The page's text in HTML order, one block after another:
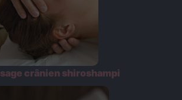
crânien shiroshampi